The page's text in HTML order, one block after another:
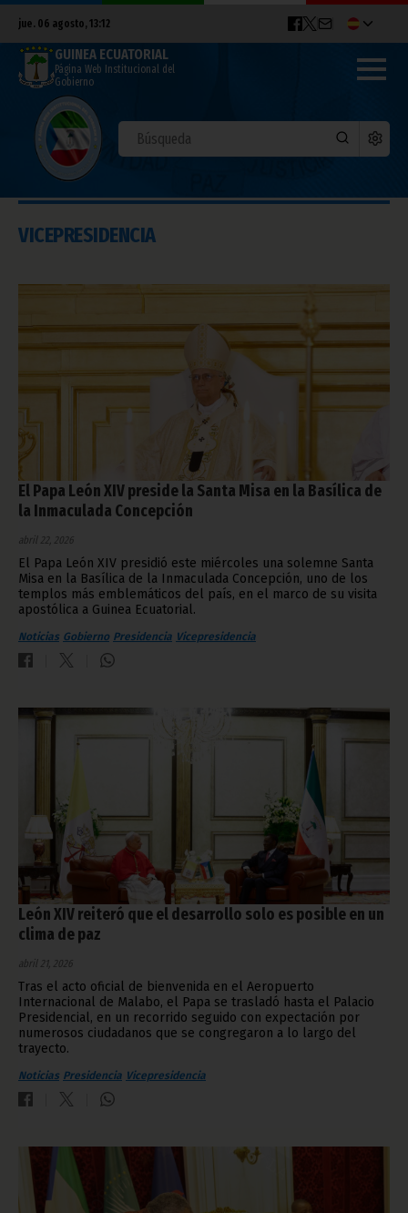
jue. 06 agosto, 13:12
GUINEA ECUATORIAL
Página Web Institucional del
Gobierno
VICEPRESIDENCIA
El Papa León XIV preside la Santa Misa en la Basílica de
la Inmaculada Concepción
abril 22, 2026
El Papa León XIV presidió este miércoles una solemne Santa
Misa en la Basílica de la Inmaculada Concepción, uno de los
templos más emblemáticos del país, en el marco de su visita
apostólica a Guinea Ecuatorial.
Noticias Gobierno Presidencia Vicepresidencia
León XIV reiteró que el desarrollo solo es posible en un
clima de paz
abril 21, 2026
Tras el acto oficial de bienvenida en el Aeropuerto
Internacional de Malabo, el Papa se trasladó hasta el Palacio
Presidencial, en un recorrido seguido con expectación por
numerosos ciudadanos que se congregaron a lo largo del
trayecto.
Noticias Presidencia Vicepresidencia